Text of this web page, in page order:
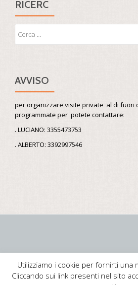
RICERC
AVVISO
per organizzare visite private al di fuori
programmate per potete contattare:
. LUCIANO: 3355473753
. ALBERTO: 3392997546
secondario
© 2020 Associazione La Compagnia del
20037 Paderno Dugnano -
Utilizziamo i cookie per fornirti una
Cliccando sui link presenti nel sito